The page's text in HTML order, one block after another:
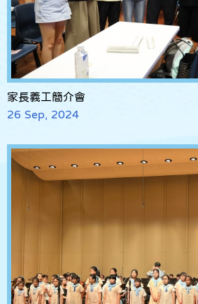
家長義工簡介會
26 Sep, 2024